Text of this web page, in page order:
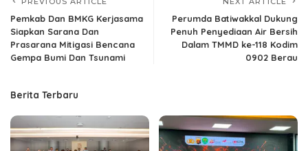
Pemkab Dan BMKG Kerjasama
Siapkan Sarana Dan
Prasarana Mitigasi Bencana
Gempa Bumi Dan Tsunami
Perumda Batiwakkal Dukung
Penuh Penyediaan Air Bersih
Dalam TMMD ke-118 Kodim
0902 Berau
Berita Terbaru